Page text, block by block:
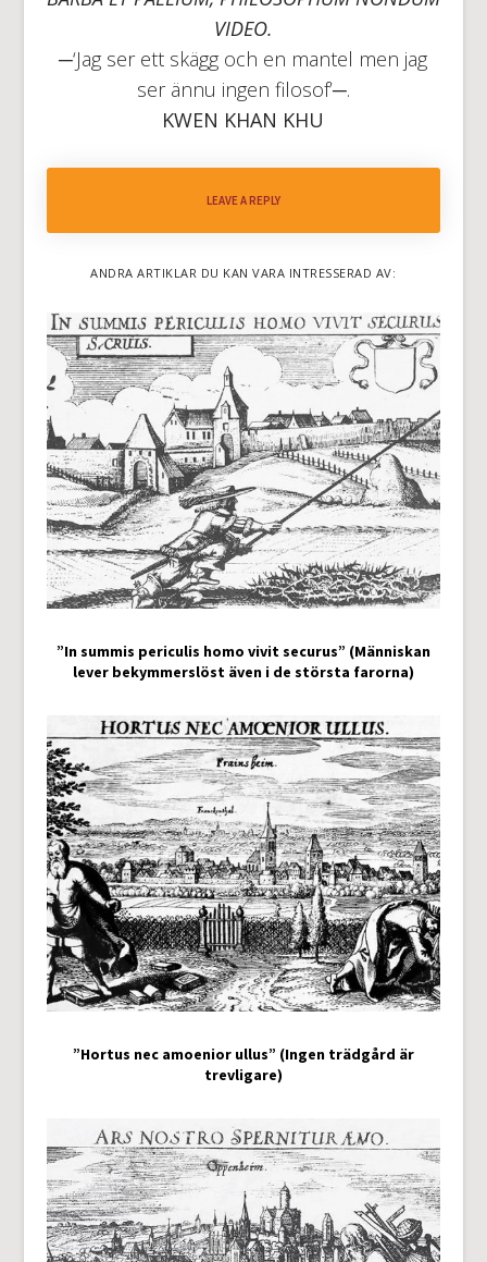
VIDEO.
─‘Jag ser ett skägg och en mantel men jag
ser ännu ingen filosof’─.
KWEN KHAN KHU
LEAVE A REPLY
ANDRA ARTIKLAR DU KAN VARA INTRESSERAD AV:
”In summis periculis homo vivit securus” (Människan
lever bekymmerslöst även i de största farorna)
”Hortus nec amoenior ullus” (Ingen trädgård är
trevligare)